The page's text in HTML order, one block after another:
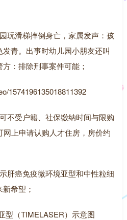
玩滑梯摔倒身亡，家属发声：孩
青。出事时幼儿园小朋友还叫
：排除刑事案件可能；
1574196135018811392
不受户籍、社保缴纳时间与限购
上申请认购人才住房，房价约
肝癌免疫微环境亚型和中性粒细
希望；
型（TIMELASER）示意图